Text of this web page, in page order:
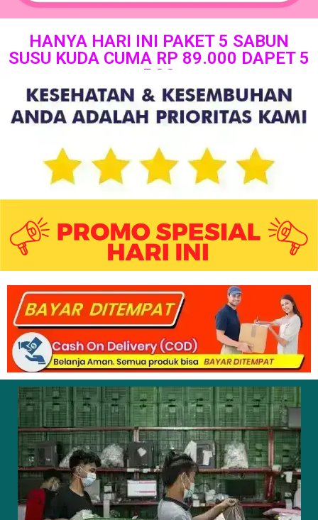
HANYA HARI INI PAKET 5 SABUN
SUSU KUDA CUMA RP 89.000 DAPET 5
PCS